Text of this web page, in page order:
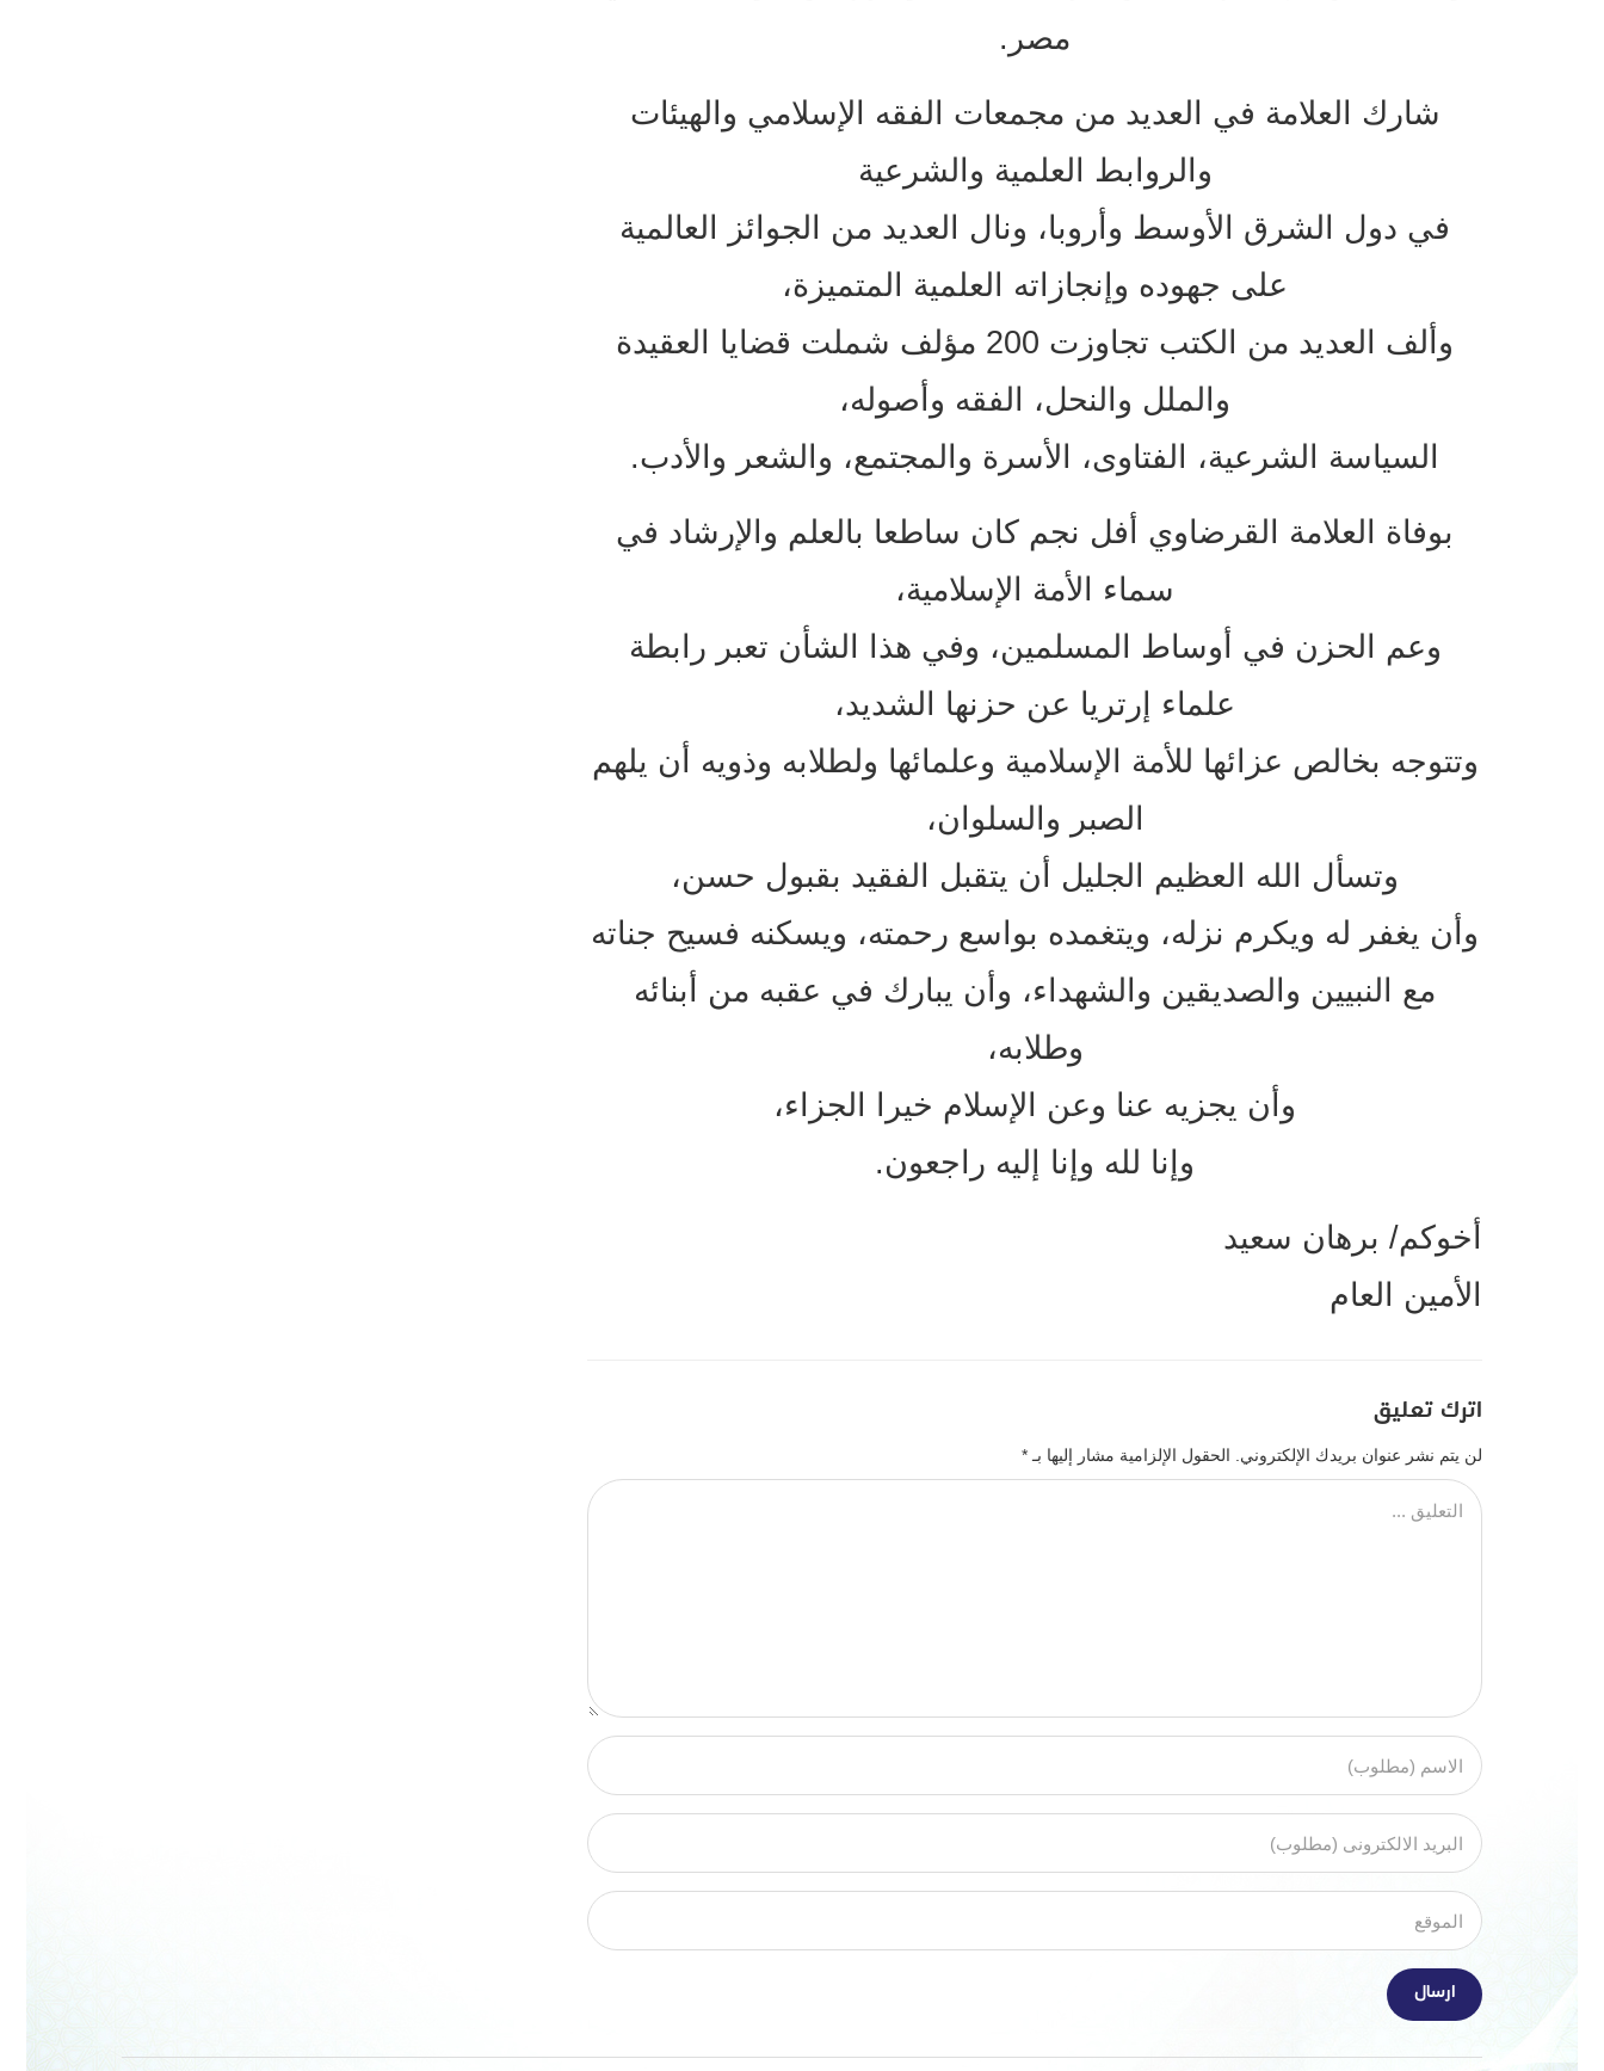
مصر.
شارك العلامة في العديد من مجمعات الفقه الإسلامي والهيئات
والروابط العلمية والشرعية
في دول الشرق الأوسط وأروبا، ونال العديد من الجوائز العالمية
على جهوده وإنجازاته العلمية المتميزة،
وألف العديد من الكتب تجاوزت 200 مؤلف شملت قضايا العقيدة
والملل والنحل، الفقه وأصوله،
السياسة الشرعية، الفتاوى، الأسرة والمجتمع، والشعر والأدب.
بوفاة العلامة القرضاوي أفل نجم كان ساطعا بالعلم والإرشاد في
سماء الأمة الإسلامية،
وعم الحزن في أوساط المسلمين، وفي هذا الشأن تعبر رابطة
علماء إرتريا عن حزنها الشديد،
وتتوجه بخالص عزائها للأمة الإسلامية وعلمائها ولطلابه وذويه أن يلهم
الصبر والسلوان،
وتسأل الله العظيم الجليل أن يتقبل الفقيد بقبول حسن،
وأن يغفر له ويكرم نزله، ويتغمده بواسع رحمته، ويسكنه فسيح جناته
مع النبيين والصديقين والشهداء، وأن يبارك في عقبه من أبنائه
وطلابه،
وأن يجزيه عنا وعن الإسلام خيرا الجزاء،
وإنا لله وإنا إليه راجعون.
أخوكم/ برهان سعيد
الأمين العام
اترك تعليق
لن يتم نشر عنوان بريدك الإلكتروني. الحقول الإلزامية مشار إليها بـ *